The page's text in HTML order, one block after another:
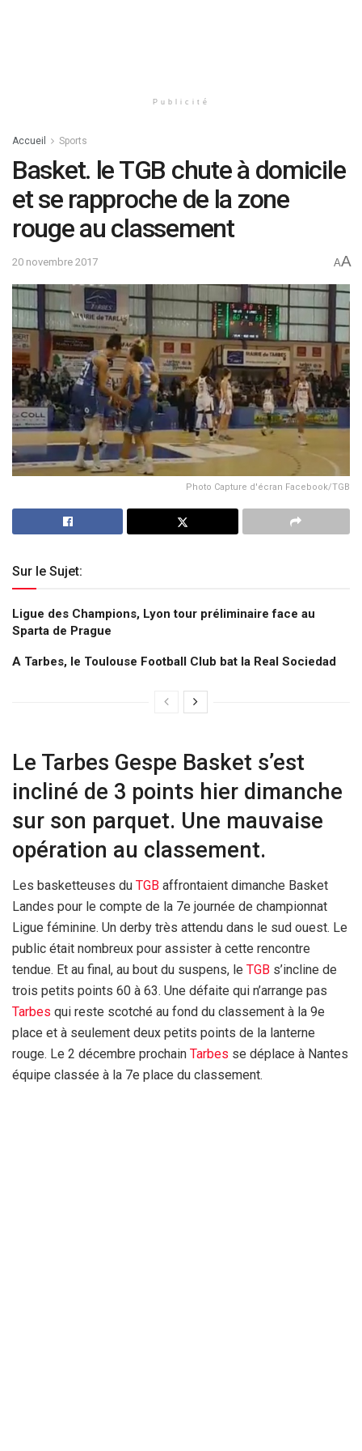
Publicité
Accueil Sports
Basket. le TGB chute à domicile
et se rapproche de la zone
rouge au classement
20 novembre 2017 AA
Photo Capture d'écran Facebook/TGB
Sur le Sujet:
Ligue des Champions, Lyon tour préliminaire face au
Sparta de Prague
A Tarbes, le Toulouse Football Club bat la Real Sociedad
Le Tarbes Gespe Basket s’est
incliné de 3 points hier dimanche
sur son parquet. Une mauvaise
opération au classement.
Les basketteuses du TGB affrontaient dimanche Basket
Landes pour le compte de la 7e journée de championnat
Ligue féminine. Un derby très attendu dans le sud ouest. Le
public était nombreux pour assister à cette rencontre
tendue. Et au final, au bout du suspens, le TGB s’incline de
trois petits points 60 à 63. Une défaite qui n’arrange pas
Tarbes qui reste scotché au fond du classement à la 9e
place et à seulement deux petits points de la lanterne
rouge. Le 2 décembre prochain Tarbes se déplace à Nantes
équipe classée à la 7e place du classement.